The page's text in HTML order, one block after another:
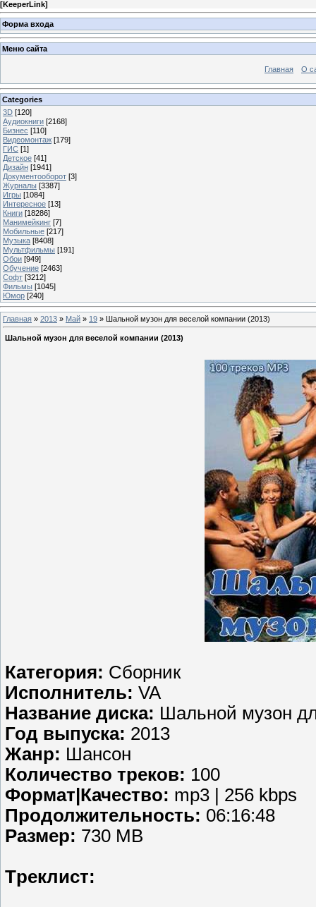
[KeeperLink]
Форма входа
Меню сайта
Главная О
Categories
3D [120]
Аудиокниги [2168]
Бизнес [110]
Видеомонтаж [179]
ГИС [1]
Детское [41]
Дизайн [1941]
Документооборот [3]
Журналы [3387]
Игры [1084]
Интересное [13]
Книги [18286]
Манимейкинг [7]
Мобильные [217]
Музыка [8408]
Мультфильмы [191]
Обои [949]
Обучение [2463]
Софт [3212]
Фильмы [1045]
Юмор [240]
Главная » 2013 » Май » 19 » Шальной музон для веселой компании (2013)
Шальной музон для веселой компании (2013)
Категория: Сборник
Исполнитель: VA
Название диска: Шальной музон
Год выпуска: 2013
Жанр: Шансон
Количество треков: 100
Формат|Качество: mp3 | 256 kbps
Продолжительность: 06:16:48
Размер: 730 MB
Tреклист: